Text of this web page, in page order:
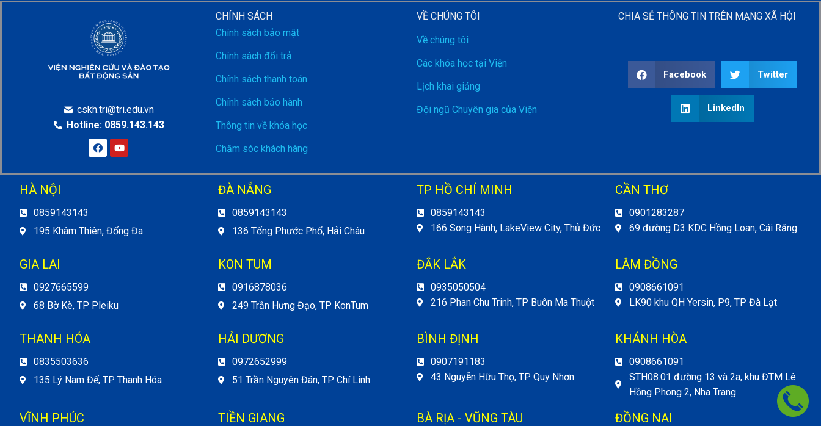
cskh.tri@tri.edu.vn
Hotline: 0859.143.143
CHÍNH SÁCH
Chính sách bảo mật
Chính sách đổi trả
Chính sách thanh toán
Chính sách bảo hành
Thông tin về khóa học
Chăm sóc khách hàng
VỀ CHÚNG TÔI
Về chúng tôi
Các khóa học tại Viện
Lịch khai giảng
Đội ngũ Chuyên gia của Viện
CHIA SẺ THÔNG TIN TRÊN MẠNG XÃ HỘI
Facebook Twitter
LinkedIn
HÀ NỘI
0859143143
195 Khâm Thiên, Đống Đa
ĐÀ NẴNG
0859143143
136 Tống Phước Phổ, Hải Châu
TP HỒ CHÍ MINH
0859143143
166 Song Hành, LakeView City, Thủ Đức
CẦN THƠ
0901283287
69 đường D3 KDC Hồng Loan, Cái Răng
GIA LAI
0927665599
68 Bờ Kè, TP Pleiku
KON TUM
0916878036
249 Trần Hưng Đạo, TP KonTum
ĐẮK LẮK
0935050504
216 Phan Chu Trinh, TP Buôn Ma Thuột
LÂM ĐỒNG
0908661091
LK90 khu QH Yersin, P9, TP Đà Lạt
THANH HÓA
0835503636
135 Lý Nam Đế, TP Thanh Hóa
HẢI DƯƠNG
0972652999
51 Trần Nguyên Đán, TP Chí Linh
BÌNH ĐỊNH
0907191183
43 Nguyễn Hữu Thọ, TP Quy Nhơn
KHÁNH HÒA
0908661091
STH08.01 đường 13 và 2a, khu ĐTM Lê
Hồng Phong 2, Nha Trang
VĨNH PHÚC TIỀN GIANG BÀ RỊA - VŨNG TÀU ĐỒNG NAI